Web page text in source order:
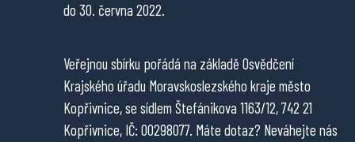
do 30. června 2022.
Veřejnou sbírku pořádá na základě Osvědčení
Krajského úřadu Moravskoslezského kraje město
Kopřivnice, se sídlem Štefánikova 1163/12, 742 21
Kopřivnice, IČ: 00298077. Máte dotaz? Neváhejte nás